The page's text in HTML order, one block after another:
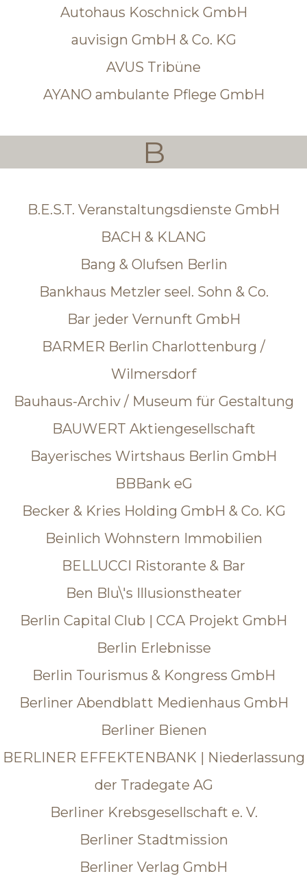
Autohaus Koschnick GmbH
auvisign GmbH & Co. KG
AVUS Tribüne
AYANO ambulante Pflege GmbH
B
B.E.S.T. Veranstaltungsdienste GmbH
BACH & KLANG
Bang & Olufsen Berlin
Bankhaus Metzler seel. Sohn & Co.
Bar jeder Vernunft GmbH
BARMER Berlin Charlottenburg /
Wilmersdorf
Bauhaus-Archiv / Museum für Gestaltung
BAUWERT Aktiengesellschaft
Bayerisches Wirtshaus Berlin GmbH
BBBank eG
Becker & Kries Holding GmbH & Co. KG
Beinlich Wohnstern Immobilien
BELLUCCI Ristorante & Bar
Ben Blu\'s Illusionstheater
Berlin Capital Club | CCA Projekt GmbH
Berlin Erlebnisse
Berlin Tourismus & Kongress GmbH
Berliner Abendblatt Medienhaus GmbH
Berliner Bienen
BERLINER EFFEKTENBANK | Niederlassung
der Tradegate AG
Berliner Krebsgesellschaft e. V.
Berliner Stadtmission
Berliner Verlag GmbH